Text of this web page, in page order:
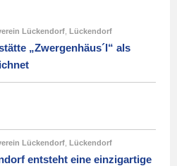
Lückendorf Lückendorf
„Zwergenhäus´l“ als
Lückendorf Lückendorf
entsteht eine einzigartige